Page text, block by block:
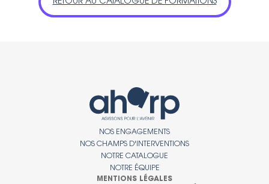
NOS ENGAGEMENTS
NOS CHAMPS D'INTERVENTIONS
NOTRE CATALOGUE
NOTRE ÉQUIPE
MENTIONS LÉGALES